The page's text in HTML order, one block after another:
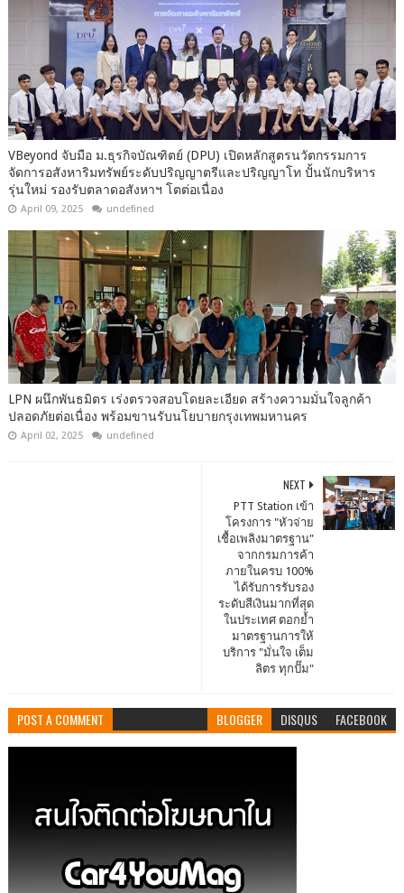
VBeyond จับมือ ม.ธุรกิจบัณฑิตย์ (DPU) เปิดหลักสูตรนวัตกรรมการ
จัดการอสังหาริมทรัพย์ระดับปริญญาตรีและปริญญาโท ปั้นนักบริหาร
รุ่นใหม่ รองรับตลาดอสังหาฯ โตต่อเนื่อง
April 09, 2025 undefined
LPN ผนึกพันธมิตร เร่งตรวจสอบโดยละเอียด สร้างความมั่นใจลูกค้า
ปลอดภัยต่อเนื่อง พร้อมขานรับนโยบายกรุงเทพมหานคร
April 02, 2025 undefined
NEXT
PTT Station เข้า
โครงการ "หัวจ่าย
เชื้อเพลิงมาตรฐาน"
จากกรมการค้า
ภายในครบ 100%
ได้รับการรับรอง
ระดับสีเงินมากที่สุด
ในประเทศ ตอกย้ำ
มาตรฐานการให้
บริการ "มั่นใจ เต็ม
ลิตร ทุกปั๊ม"
POST A COMMENT BLOGGER DISQUS FACEBOOK